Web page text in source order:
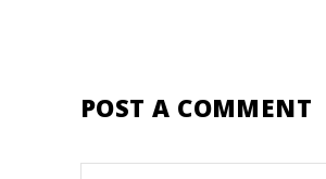
POST A COMMENT